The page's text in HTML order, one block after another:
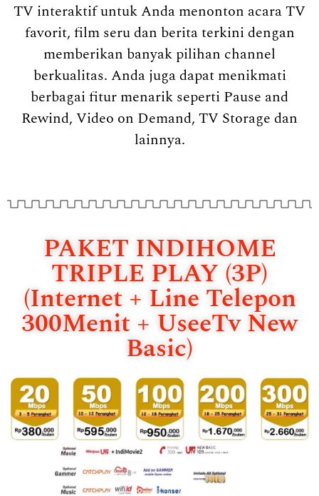
TV interaktif untuk Anda menonton acara TV
favorit, film seru dan berita terkini dengan
memberikan banyak pilihan channel
berkualitas. Anda juga dapat menikmati
berbagai fitur menarik seperti Pause and
Rewind, Video on Demand, TV Storage dan
lainnya.
PAKET INDIHOME
TRIPLE PLAY (3P)
(Internet + Line Telepon
300Menit + UseeTv New
Basic)